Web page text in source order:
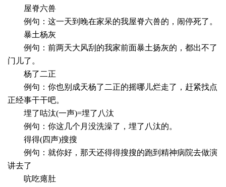
屋脊六兽
例句：这一天到晚在家呆的我屋脊六兽的，闹停死了。
暴土杨灰
例句：前两天大风刮的我家前面暴土扬灰的，都出不了
门儿了。
杨了二正
例句：你也别成天杨了二正的摇哪儿烂走了，赶紧找点
正经事干干吧。
埋了咕汰(一声)=埋了八汰
例句：你这几个月没洗澡了，埋了八汰的。
得得(四声)搜搜
例句：就你好，那天还得得搜搜的跑到精神病院去做演
讲去了
吭吃瘪肚